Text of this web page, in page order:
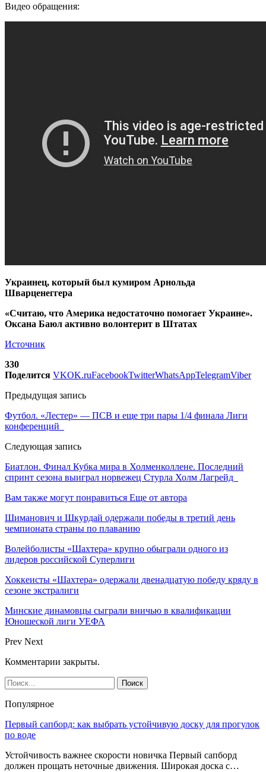
Видео обращения:
Украинец, который был кумиром Арнольда
Шварценеггера
«Считаю, что Америка недостаточно помогает Украине».
Оксана Баюл активно волонтерит в Штатах
Источник
330
Поделится VKOK.ruFacebookTwitterWhatsAppTelegramViber
Предыдущая запись
Футбол. «Лестер» — ПСВ и еще три пары 1/4 финала Лиги
конференций
Следующая запись
Биатлон. Финал Кубка мира в Холменколлене. Последний
спринт сезона выиграл норвежец Стурла Холм Лагрейд
Вам также могут понравиться Еще от автора
Шиманович и Шкурдай одержали победы в третий день
чемпионата страны по плаванию
Волейболисты «Шахтера» крупно обыграли одного из
лидеров российской Суперлиги
Хоккеисты «Шахтера» одержали двенадцатую победу кряду в
сезоне экстралиги
Минские динамовцы сыграли вничью в квалификации
Юношеской лиги УЕФА
Prev Next
Комментарии закрыты.
Популярное
Первый сапборд: как выбрать устойчивую доску для прогулок
по воде
Устойчивость важнее скорости новичка Первый сапборд
должен прощать неточные движения. Широкая доска с…